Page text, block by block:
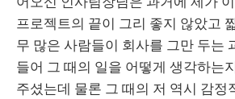
프로젝트의 끝이 그리 좋지 않았고
무 많은 사람들이 회사를 그만 두는
들어 그 때의 일을 어떻게 생각하는
주셨는데 물론 그 때의 저 역시 감정